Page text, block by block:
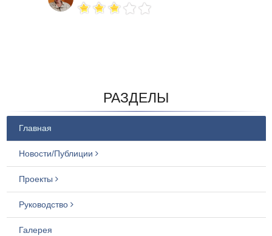
РАЗДЕЛЫ
Главная
Новости/Публиции
Проекты
Руководство
Галерея